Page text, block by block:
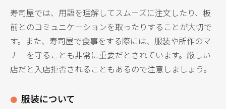
寿司屋では、用語を理解してスムーズに注文したり、板
前とのコミュニケーションを取ったりすることが大切で
す。また、寿司屋で食事をする際には、服装や所作のマ
ナーを守ることも非常に重要だとされています。厳しい
店だと入店拒否されることもあるので注意しましょう。
服装について